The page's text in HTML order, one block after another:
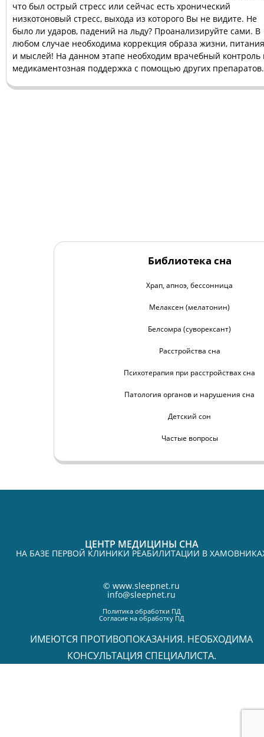
что был острый стресс или сейчас есть хронический
низкотоновый стресс, выхода из которого Вы не видите. Не
было ли ударов, падений на льду? Проанализируйте сами. В
любом случае необходима коррекция образа жизни, питания
и мыслей! На данном этапе необходим врачебный контроль
медикаментозная поддержка с помощью других препаратов.
Библиотека сна
Храп, апноэ, бессонница
Мелаксен (мелатонин)
Белсомра (суворексант)
Расстройства сна
Психотерапия при расстройствах сна
Патология органов и нарушения сна
Детский сон
Частые вопросы
ЦЕНТР МЕДИЦИНЫ СНА
НА БАЗЕ ПЕРВОЙ КЛИНИКИ РЕАБИЛИТАЦИИ В
© www.sleepnet.ru
info@sleepnet.ru
Политика обработки ПД
Согласие на обработку ПД
ИМЕЮТСЯ ПРОТИВОПОКАЗАНИЯ. НЕОБХОДИМА
КОНСУЛЬТАЦИЯ СПЕЦИАЛИСТА.